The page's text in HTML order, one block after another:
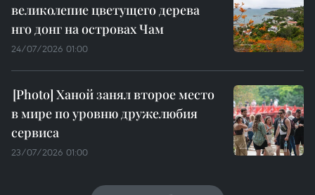
великолепие цветущего дерева
нго донг на островах Чам
24/07/2026 01:00
Ханой занял второе место
в мире по уровню дружелюбия
сервиса
23/07/2026 01:00